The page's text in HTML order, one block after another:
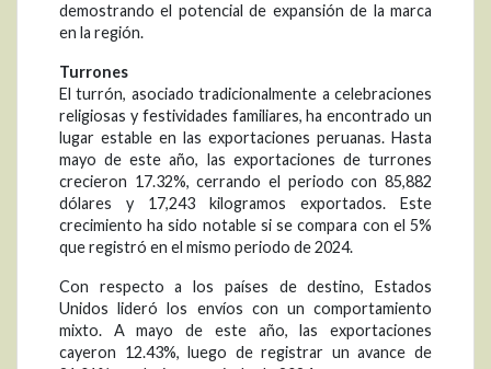
demostrando el potencial de expansión de la marca
en la región.
Turrones
El turrón, asociado tradicionalmente a celebraciones
religiosas y festividades familiares, ha encontrado un
lugar estable en las exportaciones peruanas. Hasta
mayo de este año, las exportaciones de turrones
crecieron 17.32%, cerrando el periodo con 85,882
dólares y 17,243 kilogramos exportados. Este
crecimiento ha sido notable si se compara con el 5%
que registró en el mismo periodo de 2024.
Con respecto a los países de destino, Estados
Unidos lideró los envíos con un comportamiento
mixto. A mayo de este año, las exportaciones
cayeron 12.43%, luego de registrar un avance de